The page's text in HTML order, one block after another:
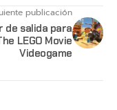
publicación
de salida para
LEGO Movie
Videogame